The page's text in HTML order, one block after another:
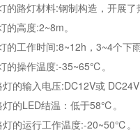
的路灯材料:钢制构造，开展了
的高度:2~8m。
的工作时间:8~12h，3~4个下雨
的操作温度:-35~65℃。
的输入电压:DC12V或 DC24V
的LED结温：低于58℃。
的运行工作温度:-20~50℃。